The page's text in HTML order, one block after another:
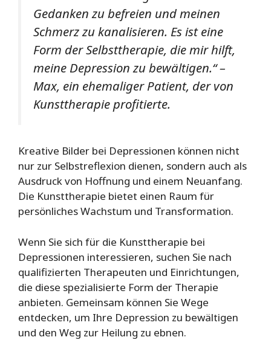
Gedanken zu befreien und meinen
Schmerz zu kanalisieren. Es ist eine
Form der Selbsttherapie, die mir hilft,
meine Depression zu bewältigen.“ –
Max, ein ehemaliger Patient, der von
Kunsttherapie profitierte.
Kreative Bilder bei Depressionen können nicht
nur zur Selbstreflexion dienen, sondern auch als
Ausdruck von Hoffnung und einem Neuanfang.
Die Kunsttherapie bietet einen Raum für
persönliches Wachstum und Transformation.
Wenn Sie sich für die Kunsttherapie bei
Depressionen interessieren, suchen Sie nach
qualifizierten Therapeuten und Einrichtungen,
die diese spezialisierte Form der Therapie
anbieten. Gemeinsam können Sie Wege
entdecken, um Ihre Depression zu bewältigen
und den Weg zur Heilung zu ebnen.